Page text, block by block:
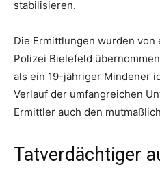
stabilisieren.
Die Ermittlungen wurden
Polizei Bielefeld
als ein 19-jähriger Mindener
Verlauf der umfangreichen
Ermittler auch den
Tatverdächtiger